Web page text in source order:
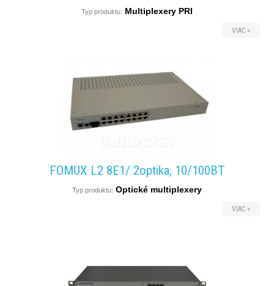
Typ produktu: Multiplexery PRI
VIAC »
FOMUX L2 8E1/ 2optika, 10/100BT
Typ produktu: Optické multiplexery
VIAC »